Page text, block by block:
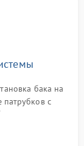
бака на
с
стыков
протечек воды.